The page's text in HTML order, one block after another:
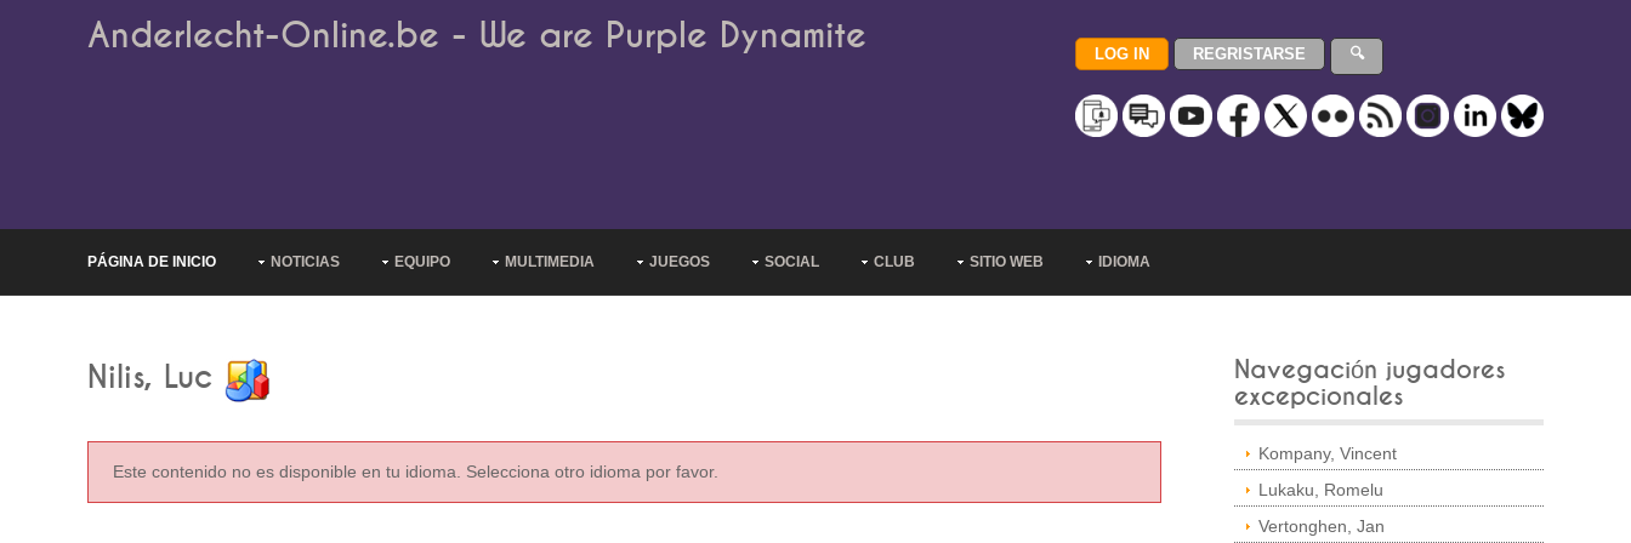
Anderlecht-Online.be - We are Purple Dynamite
PÁGINA DE INICIO NOTICIAS EQUIPO MULTIMEDIA JUEGOS SOCIAL CLUB SITIO WEB IDIOMA
Nilis, Luc
Este contenido no es disponible en tu idioma. Selecciona otro idioma por favor.
Navegación jugadores
excepcionales
Kompany, Vincent
Lukaku, Romelu
Vertonghen, Jan